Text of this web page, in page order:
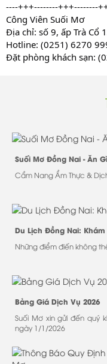
----+++--------+++--------
Công Viên Suối Mơ
Địa chỉ: số 9, ấp Trà Cổ
Hotline: (0251) 6270
Đặt phòng khách sạn:
Suối Mơ Đồng Nai - Ăn
Du Lịch Đồng Nai: Khám
Những điểm điến không
Bảng Giá Dịch Vụ 2026
Suối Mơ xin gửi đến quý
ngày 1/1/2026